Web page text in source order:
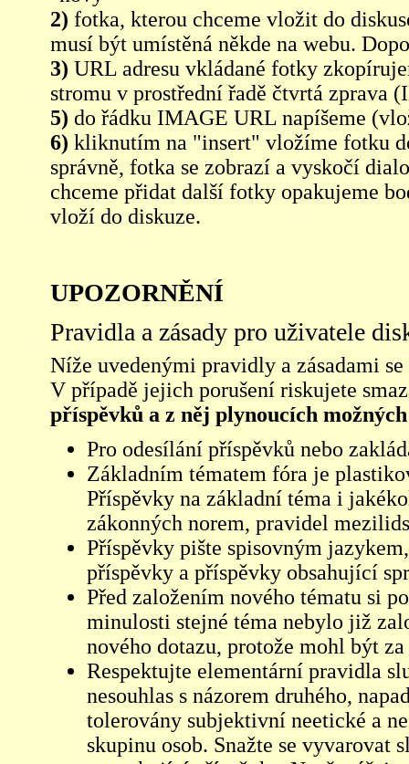
2) fotka, kterou chceme vložit do
musí být umístěná někde na webu.
3) URL adresu vkládané fotky
stromu v prostřední řadě čtvrtá zprava
5) do řádku IMAGE URL napíšeme
6) kliknutím na "insert" vložíme fotku
správně, fotka se zobrazí a vyskočí
chceme přidat další fotky opakujeme
vloží do diskuze.
UPOZORNĚNÍ
Pravidla a zásady pro uživatele
Níže uvedenými pravidly a zásadami
V případě jejich porušení riskujete
příspěvků a z něj plynoucích
Pro odesílání příspěvků nebo
Základním tématem fóra je
Příspěvky na základní téma i
zákonných norem, pravidel
Příspěvky pište spisovným
příspěvky a příspěvky obsahující
Před založením nového tématu si
minulosti stejné téma nebylo již
nového dotazu, protože mohl být
Respektujte elementární pravidla
nesouhlas s názorem druhého,
tolerovány subjektivní neetické a
skupinu osob. Snažte se vyvarovat